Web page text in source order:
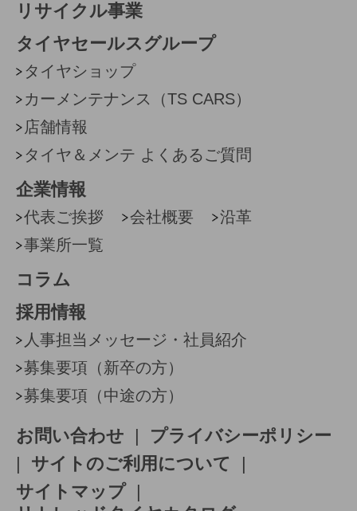
リサイクル事業
タイヤセールスグループ
タイヤショップ
カーメンテナンス（TS CARS）
店舗情報
タイヤ＆メンテ よくあるご質問
企業情報
代表ご挨拶 会社概要
沿革
事業所一覧
コラム
採用情報
人事担当メッセージ・社員紹介
募集要項（新卒の方）
募集要項（中途の方）
お問い合わせ
プライバシーポリシー
サイトのご利用について
サイトマップ